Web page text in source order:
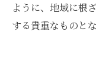
ように、地域に根
する貴重なものとな